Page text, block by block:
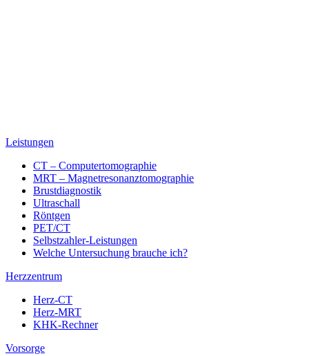
Leistungen
CT – Computertomographie
MRT – Magnetresonanztomographie
Brustdiagnostik
Ultraschall
Röntgen
PET/CT
Selbstzahler-Leistungen
Welche Untersuchung brauche ich?
Herzzentrum
Herz-CT
Herz-MRT
KHK-Rechner
Vorsorge